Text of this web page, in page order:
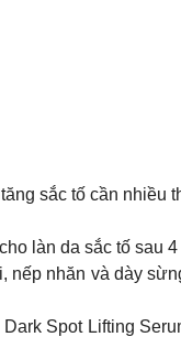
sắc tố cần nhiều
làn da sắc tố sau 4
nhăn và dày
Spot Lifting